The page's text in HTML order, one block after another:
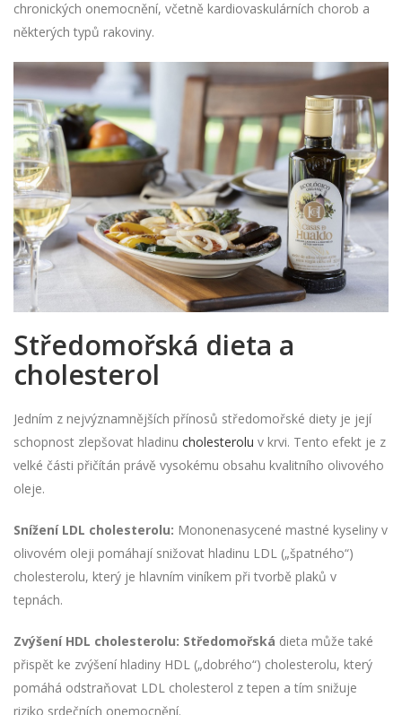
chronických onemocnění, včetně kardiovaskulárních chorob a
některých typů rakoviny.
Středomořská dieta a
cholesterol
Jedním z nejvýznamnějších přínosů středomořské diety je její
schopnost zlepšovat hladinu cholesterolu v krvi. Tento efekt je z
velké části přičítán právě vysokému obsahu kvalitního olivového
oleje.
Snížení LDL cholesterolu: Mononenasycené mastné kyseliny v
olivovém oleji pomáhají snižovat hladinu LDL („špatného“)
cholesterolu, který je hlavním viníkem při tvorbě plaků v
tepnách.
Zvýšení HDL cholesterolu: Středomořská dieta může také
přispět ke zvýšení hladiny HDL („dobrého“) cholesterolu, který
pomáhá odstraňovat LDL cholesterol z tepen a tím snižuje
riziko srdečních onemocnění.